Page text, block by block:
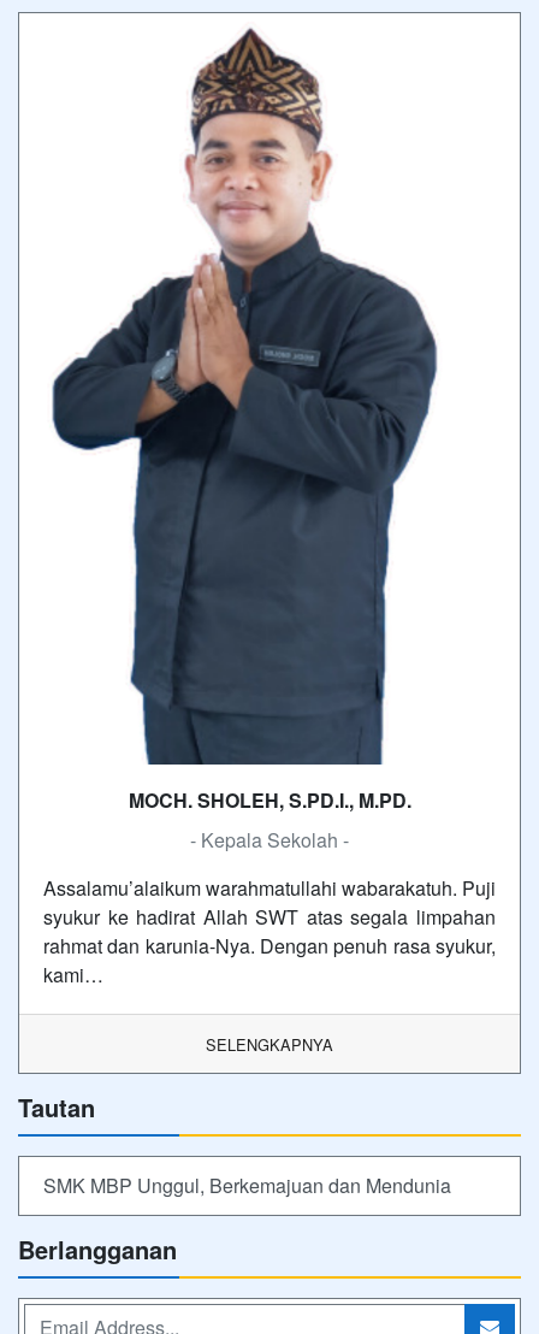
MOCH. SHOLEH, S.PD.I., M.PD.
- Kepala Sekolah -
Assalamu’alaikum warahmatullahi wabarakatuh. Puji
syukur ke hadirat Allah SWT atas segala limpahan
rahmat dan karunia-Nya. Dengan penuh rasa syukur,
kami…
SELENGKAPNYA
Tautan
SMK MBP Unggul, Berkemajuan dan Mendunia
Berlangganan